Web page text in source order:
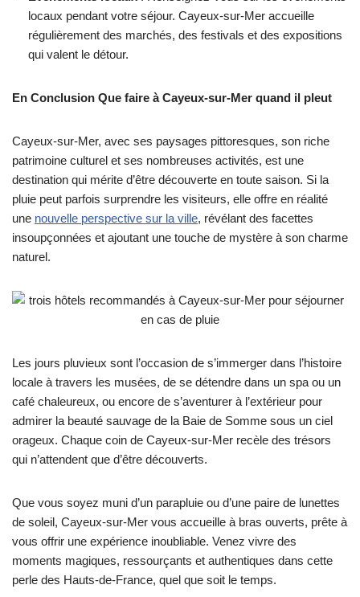
locaux pendant votre séjour. Cayeux-sur-Mer accueille
régulièrement des marchés, des festivals et des expositions
qui valent le détour.
En Conclusion Que faire à Cayeux-sur-Mer quand il pleut
Cayeux-sur-Mer, avec ses paysages pittoresques, son riche
patrimoine culturel et ses nombreuses activités, est une
destination qui mérite d’être découverte en toute saison. Si la
pluie peut parfois surprendre les visiteurs, elle offre en réalité
une nouvelle perspective sur la ville, révélant des facettes
insoupçonnées et ajoutant une touche de mystère à son charme
naturel.
Les jours pluvieux sont l’occasion de s’immerger dans l’histoire
locale à travers les musées, de se détendre dans un spa ou un
café chaleureux, ou encore de s’aventurer à l’extérieur pour
admirer la beauté sauvage de la Baie de Somme sous un ciel
orageux. Chaque coin de Cayeux-sur-Mer recèle des trésors
qui n’attendent que d’être découverts.
Que vous soyez muni d’un parapluie ou d’une paire de lunettes
de soleil, Cayeux-sur-Mer vous accueille à bras ouverts, prête à
vous offrir une expérience inoubliable. Venez vivre des
moments magiques, ressourçants et authentiques dans cette
perle des Hauts-de-France, quel que soit le temps.